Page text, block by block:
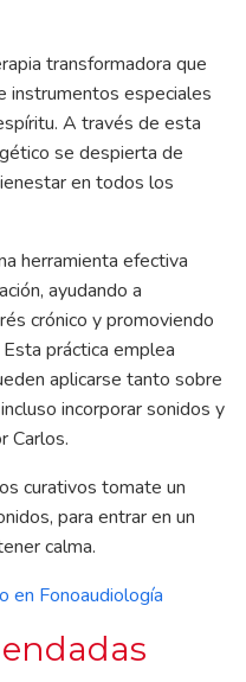
transformadora que
instrumentos especiales
A través de esta
se despierta de
en todos los
herramienta efectiva
ayudando a
crónico y promoviendo
práctica emplea
aplicarse tanto sobre
incorporar sonidos y
Carlos.
curativos tomate un
para entrar en un
calma.
en Fonoaudiología